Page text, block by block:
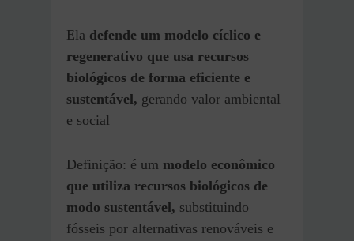
Ela defende um modelo cíclico e
regenerativo que usa recursos
biológicos de forma eficiente e
sustentável, gerando valor ambiental
e social
Definição: é um modelo econômico
que utiliza recursos biológicos de
modo sustentável, substituindo
fósseis por alternativas renováveis e